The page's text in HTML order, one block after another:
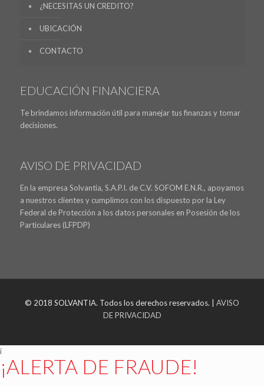
¿NECESITAS UN CREDITO?
UBICACIÓN
CONTACTO
EDUCACIÓN FINANCIERA
Te brindamos información útil para manejar tus finanzas y tomar
decisiones.
AVISO DE PRIVACIDAD
En la empresa Solvantia, S.A.P.I. de C.V. SOFOM E.N.R., apoyamos
a nuestros clientes y cumplimos con los dispuesto por la Ley
Federal de Protección a los datos personales en Posesión de los
Particulares (LFPDP)
© 2018 SOLVANTIA. Todos los derechos reservados. | AVISO
DE PRIVACIDAD
i
¡ALERTA DE FRAUDE!